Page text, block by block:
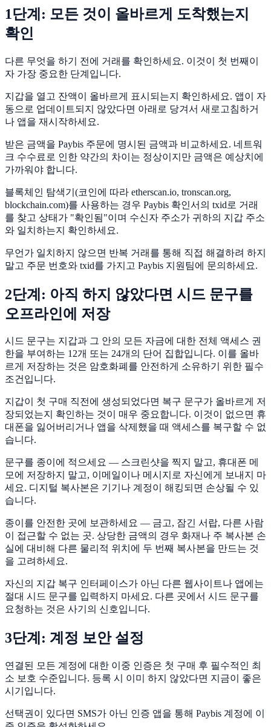
1단계: 모든 것이 올바르게 도착했는지
확인
다른 무엇을 하기 전에 거래를 확인하세요. 이것이 첫 번째이
자 가장 중요한 단계입니다.
지갑을 열고 잔액이 올바르게 표시되는지 확인하세요. 앱이 자
동으로 업데이트되지 않았다면 아래로 당겨서 새로고침하거
나 앱을 재시작하세요.
받은 금액을 Paybis 주문에 명시된 금액과 비교하세요. 네트워
크 수수료로 인한 약간의 차이는 정상이지만 금액은 예상치에
가까워야 합니다.
블록체인 탐색기(코인에 따라 etherscan.io, tronscan.org,
blockchain.com)를 사용하는 경우 Paybis 확인서의 txid로 거래
를 찾고 상태가 "확인됨"이며 수신자 주소가 귀하의 지갑 주소
와 일치하는지 확인하세요.
무언가 일치하지 않으면 반복 거래를 통해 직접 해결하려 하지
말고 주문 번호와 txid를 가지고 Paybis 지원팀에 문의하세요.
2단계: 아직 하지 않았다면 시드 문구를
오프라인에 저장
시드 문구는 지갑과 그 안의 모든 자금에 대한 전체 액세스 권
한을 부여하는 12개 또는 24개의 단어 집합입니다. 이를 올바
르게 저장하는 것은 암호화폐를 안전하게 소유하기 위한 필수
조건입니다.
지갑이 첫 구매 직전에 생성되었다면 복구 문구가 올바르게 저
장되었는지 확인하는 것이 매우 중요합니다. 이것이 없으면 휴
대폰을 잃어버리거나 앱을 삭제했을 때 액세스를 복구할 수 없
습니다.
문구를 종이에 적으세요 — 스크린샷을 찍지 말고, 휴대폰 메
모에 저장하지 말고, 이메일이나 메시지로 자신에게 보내지 마
세요. 디지털 복사본은 기기나 계정이 해킹되면 손상될 수 있
습니다.
종이를 안전한 곳에 보관하세요 — 금고, 잠긴 서랍, 다른 사람
이 접근할 수 없는 곳. 상당한 금액의 경우 화재나 주 복사본 손
실에 대비해 다른 물리적 위치에 두 번째 복사본을 만드는 것
을 고려하세요.
자신의 지갑 복구 인터페이스가 아닌 다른 웹사이트나 앱에는
절대 시드 문구를 입력하지 마세요. 다른 곳에서 시드 문구를
요청하는 것은 사기의 신호입니다.
3단계: 계정 보안 설정
연결된 모든 계정에 대한 이중 인증은 첫 구매 후 필수적인 최
소 보호 수준입니다. 등록 시 이미 하지 않았다면 지금이 좋은
시기입니다.
선택권이 있다면 SMS가 아닌 인증 앱을 통해 Paybis 계정에 이